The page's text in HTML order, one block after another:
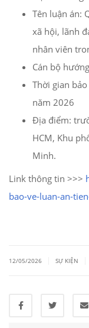
Tên luận án:
xã hội, lãnh
nhân viên
Cán bộ
Thời gian
năm 2026
Địa điểm:
HCM, Khu
Minh.
Link thông tin >>>
bao-ve-luan-an-
12/05/2026 SỰ KIỆN